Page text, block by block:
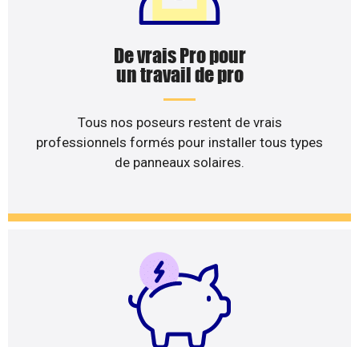
De vrais Pro pour
un travail de pro
Tous nos poseurs restent de vrais
professionnels formés pour installer tous types
de panneaux solaires.